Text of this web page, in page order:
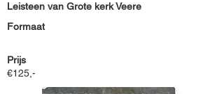
Leisteen van Grote kerk Veere
Formaat
Prijs
€125,-